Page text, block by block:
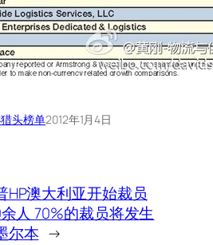
猎头榜单2012年1月4日
HP澳大利亚开始裁员
人 70%的裁员将发生
尔本 →